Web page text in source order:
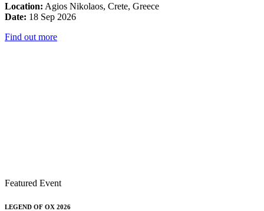
Location: Agios Nikolaos, Crete, Greece
Date: 18 Sep 2026
Find out more
Featured Event
LEGEND OF OX 2026